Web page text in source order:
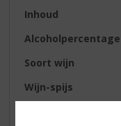
Inhoud
Alcoholpercentage
Soort wijn
Wijn-spijs